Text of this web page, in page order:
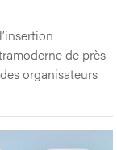
de près
organisateurs